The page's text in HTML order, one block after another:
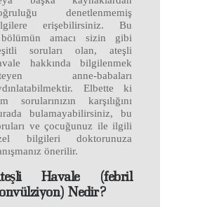
denetlenmemiş
erişebilirsiniz. Bu
amacı sizin gibi
soruları olan, ateşli
hakkında bilgilenmek
anne-babaları
Elbette ki
sorularınızın karşılığını
bulamayabilirsiniz, bu
ve çocuğunuz ile ilgili
bilgileri doktorunuza
önerilir.
Havale (febril
Nedir?